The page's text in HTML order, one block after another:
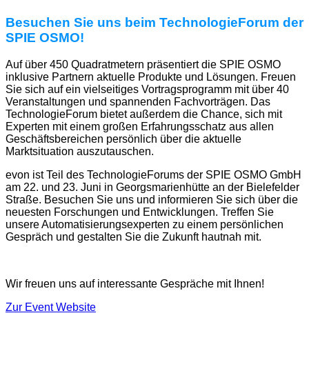
Besuchen Sie uns beim TechnologieForum der
SPIE OSMO!
Auf über 450 Quadratmetern präsentiert die SPIE OSMO
inklusive Partnern aktuelle Produkte und Lösungen. Freuen
Sie sich auf ein vielseitiges Vortragsprogramm mit über 40
Veranstaltungen und spannenden Fachvorträgen. Das
TechnologieForum bietet außerdem die Chance, sich mit
Experten mit einem großen Erfahrungsschatz aus allen
Geschäftsbereichen persönlich über die aktuelle
Marktsituation auszutauschen.
evon ist Teil des TechnologieForums der SPIE OSMO GmbH
am 22. und 23. Juni in Georgsmarienhütte an der Bielefelder
Straße. Besuchen Sie uns und informieren Sie sich über die
neuesten Forschungen und Entwicklungen. Treffen Sie
unsere Automatisierungsexperten zu einem persönlichen
Gespräch und gestalten Sie die Zukunft hautnah mit.
Wir freuen uns auf interessante Gespräche mit Ihnen!
Zur Event Website